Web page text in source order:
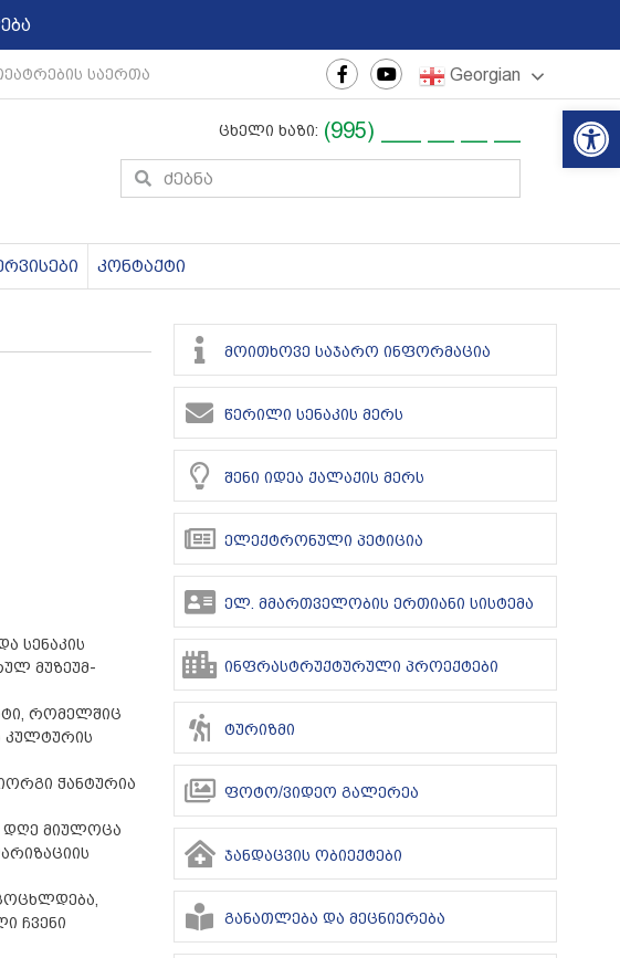
საერთაშორისო ახალგაზრდული ფესტივალი | რეგიონული
Georgian
ცხელი ხაზი: (995) ___ __ __ __
კონტაქტი
სენაკის
მუზეუმ-
რომელშიც
კულტურის
ჭანტურია
დღე მიულოცა
ჩვენი
მოითხოვე საჯარო ინფორმაცია
წერილი სენაკის მერს
შენი იდეა ქალაქის მერს
ელექტრონული პეტიცია
ელ. მმართველობის ერთიანი სისტემა
ინფრასტრუქტურული პროექტები
ტურიზმი
ფოტო/ვიდეო გალერეა
ჯანდაცვის ობიექტები
განათლება და მეცნიერება